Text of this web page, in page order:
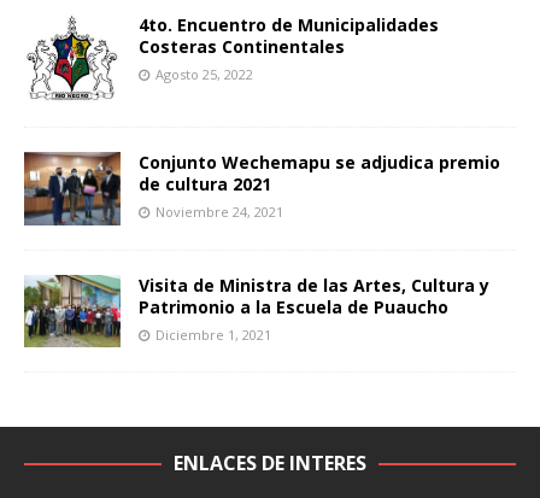
4to. Encuentro de Municipalidades
Costeras Continentales
Agosto 25, 2022
Conjunto Wechemapu se adjudica premio
de cultura 2021
Noviembre 24, 2021
Visita de Ministra de las Artes, Cultura y
Patrimonio a la Escuela de Puaucho
Diciembre 1, 2021
ENLACES DE INTERES